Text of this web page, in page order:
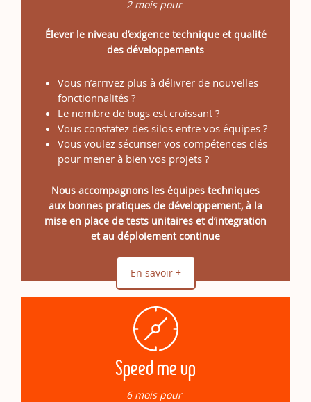
2 mois pour
Élever le niveau d’exigence technique et qualité
des développements
Vous n’arrivez plus à délivrer de nouvelles
fonctionnalités ?
Le nombre de bugs est croissant ?
Vous constatez des silos entre vos équipes ?
Vous voulez sécuriser vos compétences clés
pour mener à bien vos projets ?
Nous accompagnons les équipes techniques
aux bonnes pratiques de développement, à la
mise en place de tests unitaires et d’integration
et au déploiement continue
En savoir +
Speed me up
6 mois pour